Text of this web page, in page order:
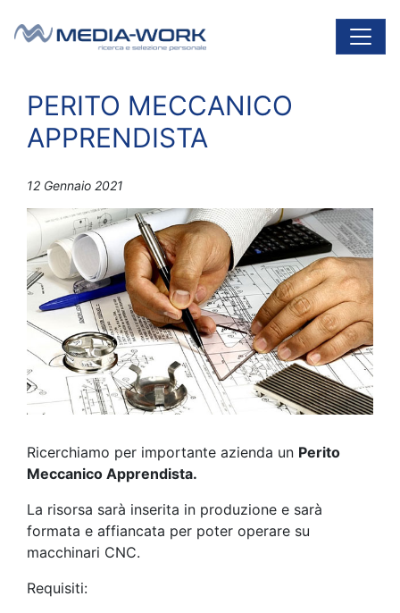
Navigazione principale
PERITO MECCANICO
APPRENDISTA
12 Gennaio 2021
Ricerchiamo per importante azienda un Perito
Meccanico Apprendista.
La risorsa sarà inserita in produzione e sarà
formata e affiancata per poter operare su
macchinari CNC.
Requisiti: